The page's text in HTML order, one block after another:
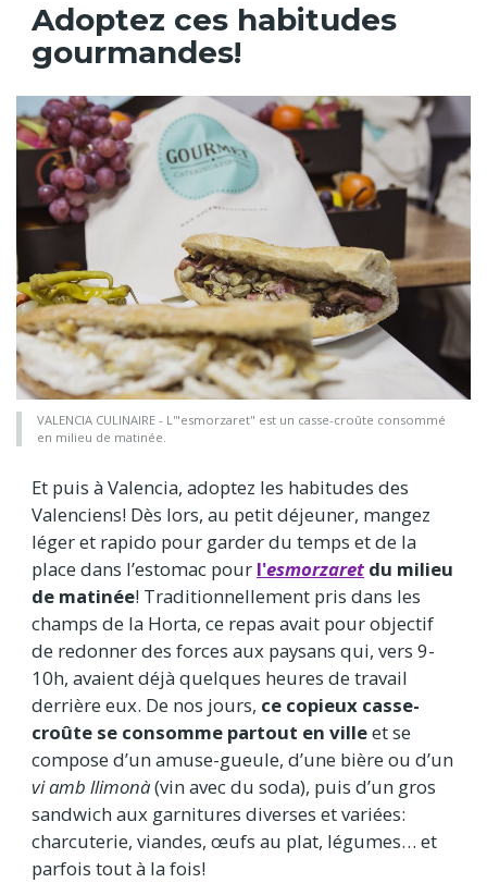
Adoptez ces habitudes
gourmandes!
VALENCIA CULINAIRE - L'"esmorzaret" est un casse-croûte consommé
en milieu de matinée.
Et puis à Valencia, adoptez les habitudes des
Valenciens! Dès lors, au petit déjeuner, mangez
léger et rapido pour garder du temps et de la
place dans l’estomac pour l'esmorzaret du milieu
de matinée! Traditionnellement pris dans les
champs de la Horta, ce repas avait pour objectif
de redonner des forces aux paysans qui, vers 9-
10h, avaient déjà quelques heures de travail
derrière eux. De nos jours, ce copieux casse-
croûte se consomme partout en villeet se
compose d’un amuse-gueule, d’une bière ou d’un
vi amb llimonà(vin avec du soda), puis d’un gros
sandwich aux garnitures diverses et variées:
charcuterie, viandes, œufs au plat, légumes… et
parfois tout à la fois!